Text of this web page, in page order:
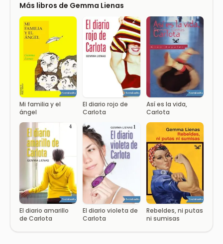
Más libros de Gemma Lienas
Mi familia y el
ángel
El diario rojo de
Carlota
Así es la vida,
Carlota
El diario amarillo
de Carlota
El diario violeta de
Carlota
Rebeldes, ni putas
ni sumisas